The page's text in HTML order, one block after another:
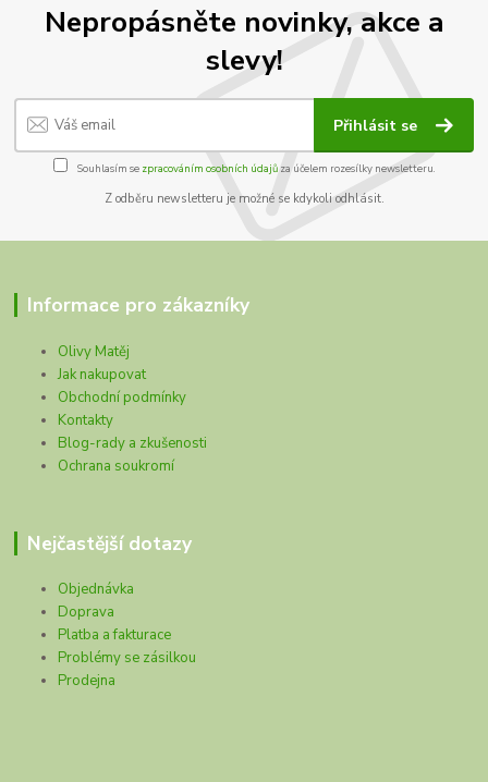
Nepropásněte novinky, akce a
slevy!
Přihlásit se
Souhlasím se zpracováním osobních údajůza účelem rozesílky newsletteru.
Z odběru newsletteru je možné se kdykoli odhlásit.
Informace pro zákazníky
Olivy Matěj
Jak nakupovat
Obchodní podmínky
Kontakty
Blog-rady a zkušenosti
Ochrana soukromí
Nejčastější dotazy
Objednávka
Doprava
Platba a fakturace
Problémy se zásilkou
Prodejna